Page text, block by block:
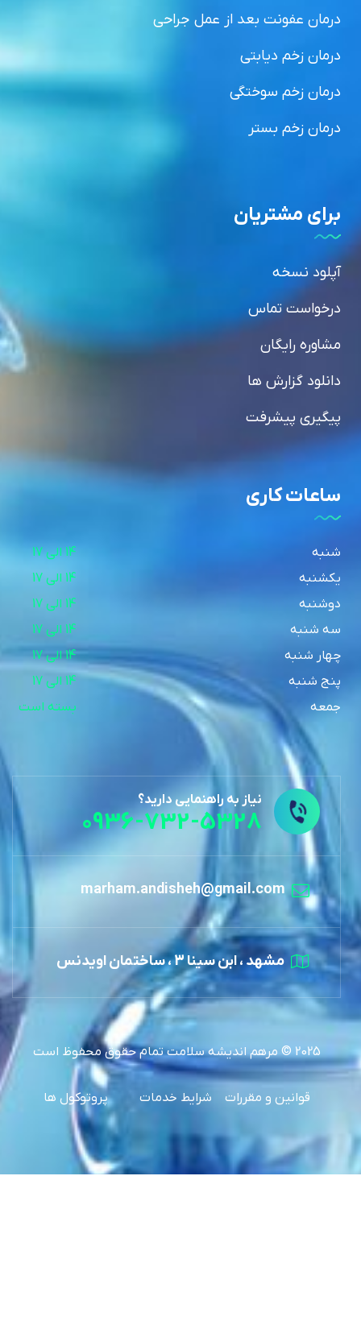
درمان عفونت بعد از عمل جراحی
درمان زخم دیابتی
درمان زخم سوختگی
درمان زخم بستر
برای مشتریان
آپلود نسخه
درخواست تماس
مشاوره رایگان
دانلود گزارش ها
پیگیری پیشرفت
ساعات کاری
شنبه
یکشنبه
دوشنبه
سه شنبه
چهار شنبه
14 الی 17
پنج شنبه
14 الی 17
جمعه
بسته است
نیاز به راهنمایی دارید؟
0936-732-5328
marham.andisheh@gmail.com
مشهد ، ابن سینا 3 ، ساختمان اویدنس
2025 © مرهم اندیشه سلامت تمام حقوق محفوظ است
قوانین و مقررات شرایط خدمات پروتوکول ها